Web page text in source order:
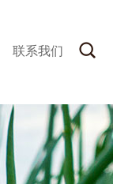
联系我们